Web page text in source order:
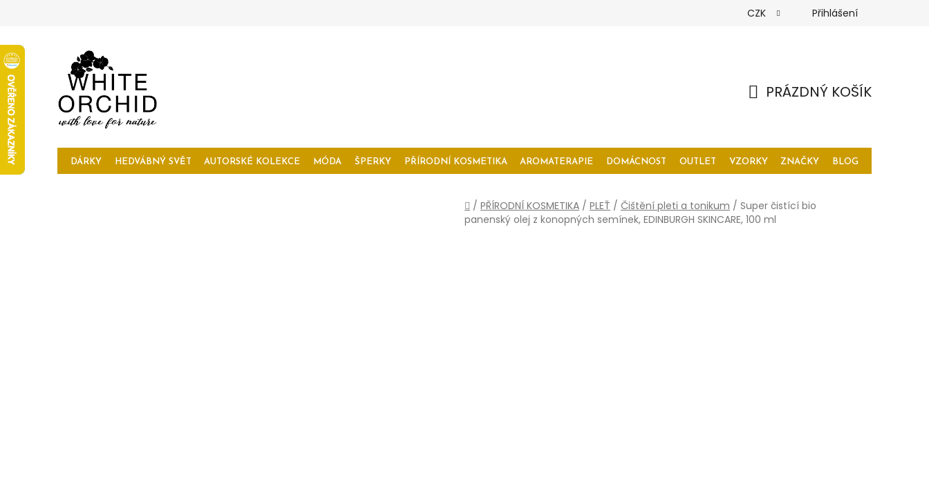
CZK Přihlášení
PRÁZDNÝ KOŠÍK
DÁRKY HEDVÁBNÝ SVĚT AUTORSKÉ KOLEKCE MÓDA ŠPERKY PŘÍRODNÍ KOSMETIKA AROMATERAPIE DOMÁCNOST OUTLET VZORKY ZNAČKY BLOG
Domů
/ PŘÍRODNÍ KOSMETIKA / PLEŤ / Čištění pleti a tonikum / Super čistící bio
panenský olej z konopných semínek, EDINBURGH SKINCARE, 100 ml